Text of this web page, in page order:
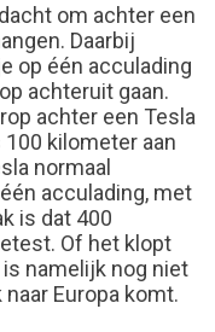
om achter een
Daarbij
op één acculading
achteruit gaan.
achter een Tesla
kilometer aan
normaal
acculading, met
is dat 400
Of het klopt
namelijk nog niet
Europa komt.